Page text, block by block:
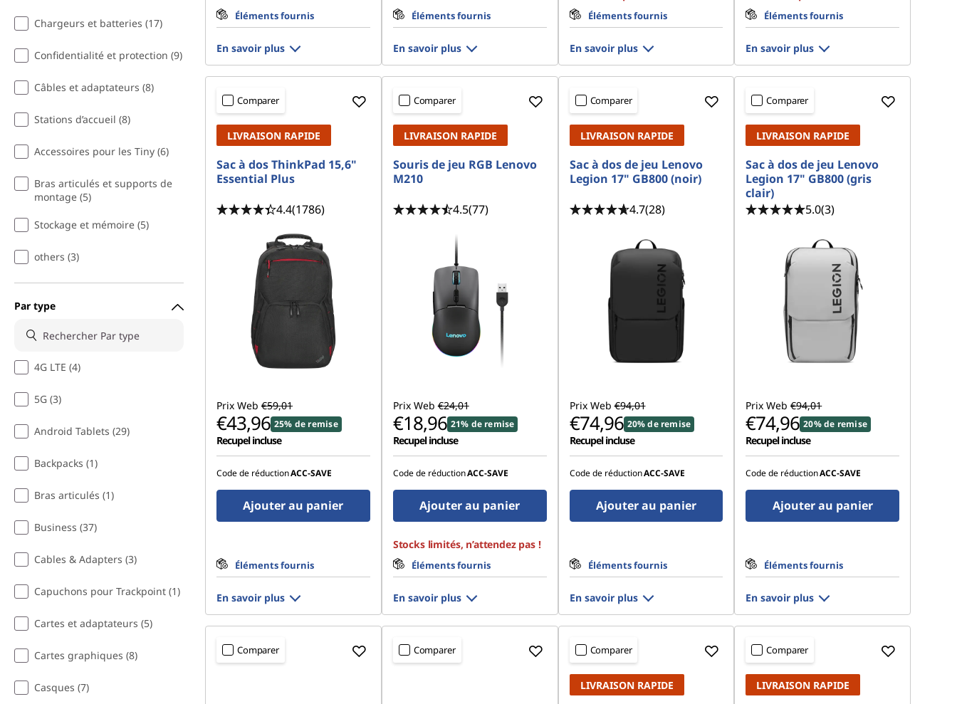
Chargeurs et batteries (17)
Confidentialité et protection (9)
Câbles et adaptateurs (8)
Stations d’accueil (8)
Accessoires pour les Tiny (6)
Bras articulés et supports de
montage (5)
Stockage et mémoire (5)
others (3)
Par type
4G LTE (4)
5G (3)
Android Tablets (29)
Backpacks (1)
Bras articulés (1)
Business (37)
Cables & Adapters (3)
Capuchons pour Trackpoint (1)
Cartes et adaptateurs (5)
Cartes graphiques (8)
Casques (7)
Éléments fournis
En savoir plus
Éléments fournis
En savoir plus
Éléments fournis
En savoir plus
Éléments fournis
En savoir plus
Comparer
LIVRAISON RAPIDE
Sac à dos ThinkPad 15,6"
Essential Plus
4.4(1786)
Prix Web €59,01
€43,96 25% de remise
Recupel incluse
Code de réductionACC‑SAVE
Ajouter au panier
Éléments fournis
En savoir plus
Comparer
LIVRAISON RAPIDE
Souris de jeu RGB Lenovo
M210
4.5(77)
Prix Web €24,01
€18,96 21% de remise
Recupel incluse
Code de réductionACC‑SAVE
Ajouter au panier
Stocks limités, n’attendez pas !
Éléments fournis
En savoir plus
Comparer
LIVRAISON RAPIDE
Sac à dos de jeu Lenovo
Legion 17" GB800 (noir)
4.7(28)
Prix Web €94,01
€74,96 20% de remise
Recupel incluse
Code de réductionACC‑SAVE
Ajouter au panier
Éléments fournis
En savoir plus
Comparer
LIVRAISON RAPIDE
Sac à dos de jeu Lenovo
Legion 17" GB800 (gris
clair)
5.0(3)
Prix Web €94,01
€74,96 20% de remise
Recupel incluse
Code de réductionACC‑SAVE
Ajouter au panier
Éléments fournis
En savoir plus
Comparer Comparer Comparer
LIVRAISON RAPIDE
Comparer
LIVRAISON RAPIDE